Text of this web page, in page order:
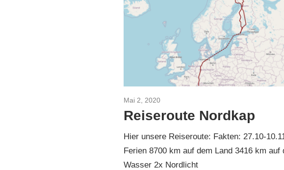
Mai 2, 2020
Reiseroute Nordkap
Hier unsere Reiseroute: Fakten: 27.10-
Ferien 8700 km auf dem Land 3416 km auf
Wasser 2x Nordlicht